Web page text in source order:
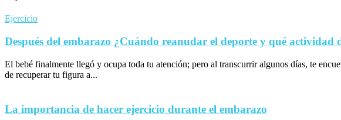
Ejercicio
Después del embarazo ¿Cuándo reanudar el deporte y qué actividad
El bebé finalmente llegó y ocupa toda tu atención; pero al transcurrir algunos días, te
de recuperar tu figura a...
La importancia de hacer ejercicio durante el embarazo